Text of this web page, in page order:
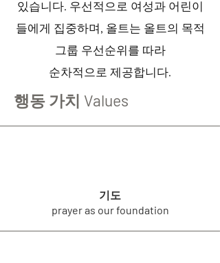
있습니다. 우선적으로 여성과 어린이
들에게 집중하며, 올트는 올트의 목적
그룹 우선순위를 따라
순차적으로 제공합니다.
행동 가치 Values
기도
prayer as our foundation